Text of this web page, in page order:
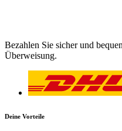
Bezahlen Sie sicher und
Überweisung.
Deine Vorteile